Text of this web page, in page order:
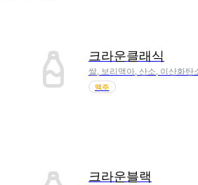
크라운클래식
쌀, 보리맥아, 산소, 이산화탄
맥주
크라운블랙